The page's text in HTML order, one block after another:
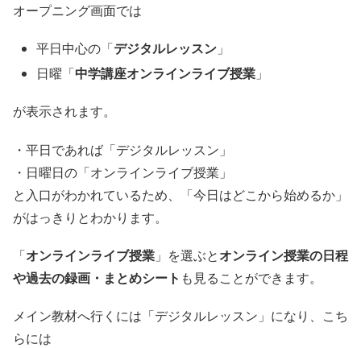
オープニング画面では
平日中心の「デジタルレッスン 」
日曜「中学講座オンラインライブ授業 」
が表示されます。
・平日であれば「デジタルレッスン」
・日曜日の「オンラインライブ授業」
と入口がわかれているため、「今日はどこから始めるか」
がはっきりとわかります。
「オンラインライブ授業 」を選ぶとオンライン授業の日程
や過去の録画・まとめシート も見ることができます。
メイン教材へ行くには「デジタルレッスン」になり、こち
らには